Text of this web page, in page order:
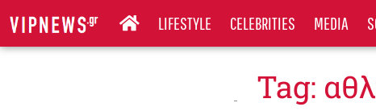
LIFESTYLE CELEBRITIES MEDIA
Tag: